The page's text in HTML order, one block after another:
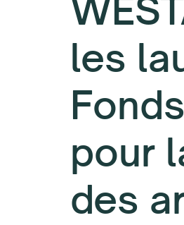
les
pour
des